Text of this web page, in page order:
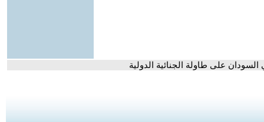
على طاولة الجنائية الدولية